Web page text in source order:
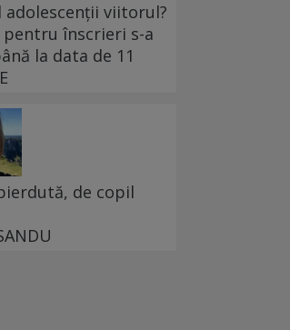
adolescenții viitorul?
înscrieri s-a
la data de 11
de copil